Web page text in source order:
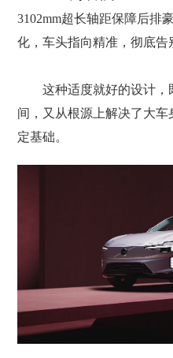
3102mm超长轴距保障后排
化，车头指向精准，彻底告
这种适度就好的设计
间，又从根源上解决了大
定基础。